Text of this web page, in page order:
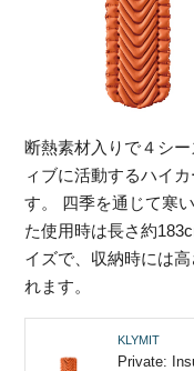
断熱素材入りで４シ
ィブに活動するハイ
す。 四季を通じて寒
た使用時は長さ約
イズで、収納時には
れます。
KLYMIT
Private: